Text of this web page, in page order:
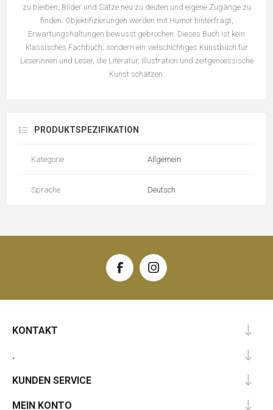
zu bleiben, Bilder und Sätze neu zu deuten und eigene Zugänge zu
finden. Objektifizierungen werden mit Humor hinterfragt,
Erwartungshaltungen bewusst gebrochen. Dieses Buch ist kein
klassisches Fachbuch, sondern ein vielschichtiges Kunstbuch für
Leserinnen und Leser, die Literatur, Illustration und zeitgenoessische
Kunst schätzen.
PRODUKTSPEZIFIKATION
Kategorie Allgemein
Sprache Deutsch
KONTAKT
.
KUNDEN SERVICE
MEIN KONTO